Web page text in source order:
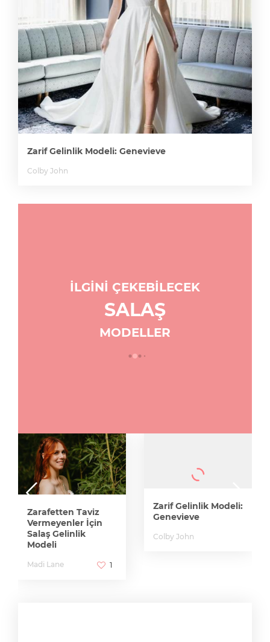
Zarif Gelinlik Modeli: Genevieve
Colby John
İLGİNİ ÇEKEBİLECEK
SALAŞ
MODELLER
Zarafetten Taviz
Vermeyenler İçin
Salaş Gelinlik
Modeli
Madi Lane 1
Zarif Gelinlik Modeli:
Genevieve
Colby John